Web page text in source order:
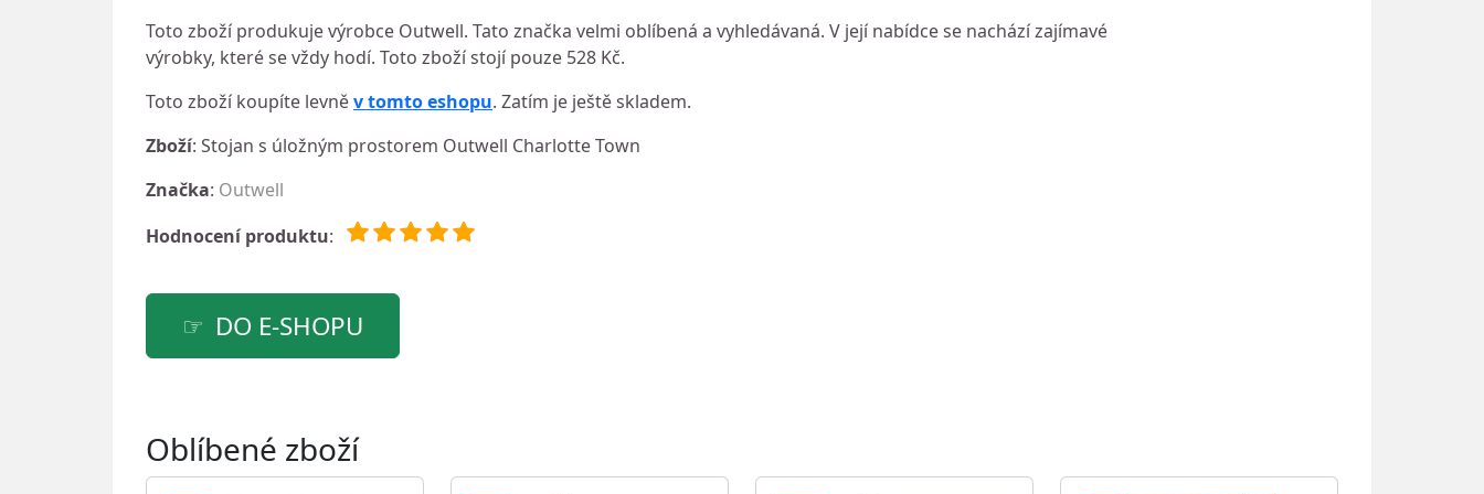
Toto zboží produkuje výrobce Outwell. Tato značka velmi oblíbená a vyhledávaná. V její nabídce se nachází zajímavé
výrobky, které se vždy hodí. Toto zboží stojí pouze 528 Kč.
Toto zboží koupíte levněv tomto eshopu. Zatím je ještě skladem.
Zboží: Stojan s úložným prostorem Outwell Charlotte Town
Značka: Outwell
Hodnocení produktu:
DO E-SHOPU
Oblíbené zboží